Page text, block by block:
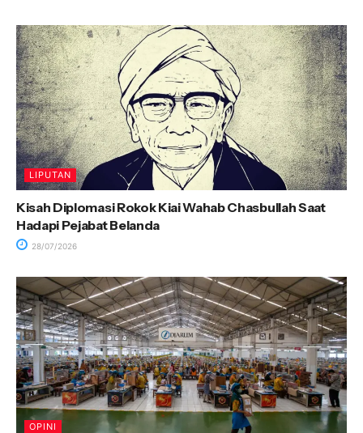
LIPUTAN
Kisah Diplomasi Rokok Kiai Wahab Chasbullah Saat
Hadapi Pejabat Belanda
28/07/2026
OPINI